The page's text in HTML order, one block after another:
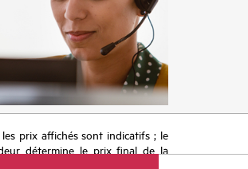
prix affichés sont indicatifs ; le
détermine le prix final de la